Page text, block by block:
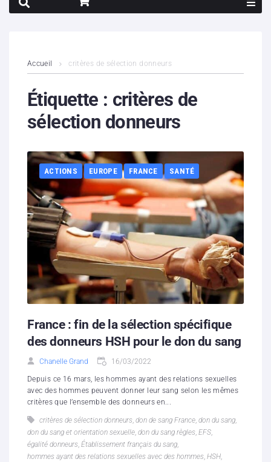
Contenus litigieux
Nous soutenir
Partenaires
Contacts
Hébergement solidaire
Accueil critères de sélection donneurs
Étiquette : critères de
sélection donneurs
ACTIONS EUROPE FRANCE SANTÉ
France : fin de la sélection spécifique
des donneurs HSH pour le don du sang
Chanelle Grand 16/03/2022
Depuis ce 16 mars, les hommes ayant des relations sexuelles
avec des hommes peuvent donner leur sang selon les mêmes
critères que l’ensemble des donneurs en...
critères de sélection donneurs, don de sang France, don du sang,
don du sang et orientation sexuelle, don du sang règles, EFS,
égalité donneurs, Établissement français du sang,
hommes ayant des relations sexuelles avec des hommes, HSH,